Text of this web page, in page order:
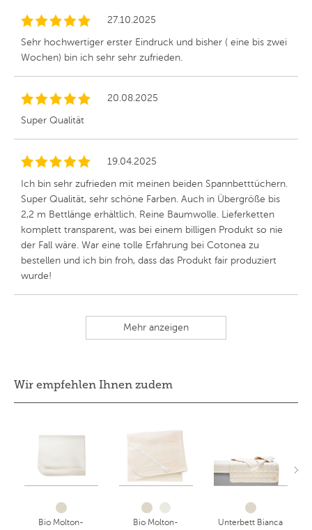
27.10.2025
Sehr hochwertiger erster Eindruck und bisher ( eine bis zwei
Wochen) bin ich sehr sehr zufrieden.
20.08.2025
Super Qualität
19.04.2025
Ich bin sehr zufrieden mit meinen beiden Spannbetttüchern.
Super Qualität, sehr schöne Farben. Auch in Übergröße bis
2,2 m Bettlänge erhältlich. Reine Baumwolle. Lieferketten
komplett transparent, was bei einem billigen Produkt so nie
der Fall wäre. War eine tolle Erfahrung bei Cotonea zu
bestellen und ich bin froh, dass das Produkt fair produziert
wurde!
Mehr anzeigen
Wir empfehlen Ihnen zudem
Bio Molton-
Bio Molton-
Unterbett Bianca